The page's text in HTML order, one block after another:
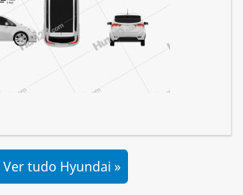
Ver tudo Hyundai »